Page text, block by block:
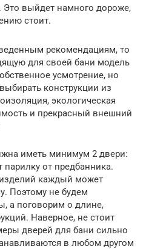
Это выйдет намного дороже,
стоит.
рекомендациям, то
для своей бани модель
усмотрение, но
конструкции из
экологическая
и прекрасный внешний
иметь минимум 2 двери:
парилку от предбанника.
каждый может
Поэтому не будем
а поговорим о длине,
Наверное, не стоит
дверей для бани сильно
в любом другом